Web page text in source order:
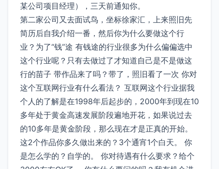
某公司项目经理），三天前通知你。
第二家公司又去面试鸟，坐标徐家汇，上来照旧先
简历后自我介绍一番，然后你为什么要做这个行
业？为了“钱”途 有钱途的行业很多为什么偏偏选中
这个行业呢？只有去做过了才知道自己是不是做这
行的苗子 带作品来了吗？带了，照旧看了一次 你对
这个互联网行业有什么看法？ 互联网这个行业据我
个人的了解是在1998年后起步的，2000年到现在10
多年处于黄金高速发展阶段遍地开花，如果说过去
的10多年是黄金阶段，那么现在才是正真的开始。
这2个作品你多久做出来的？3个通宵1个白天。 你
是怎么学的？自学的。 你对待遇有什么要求？给个